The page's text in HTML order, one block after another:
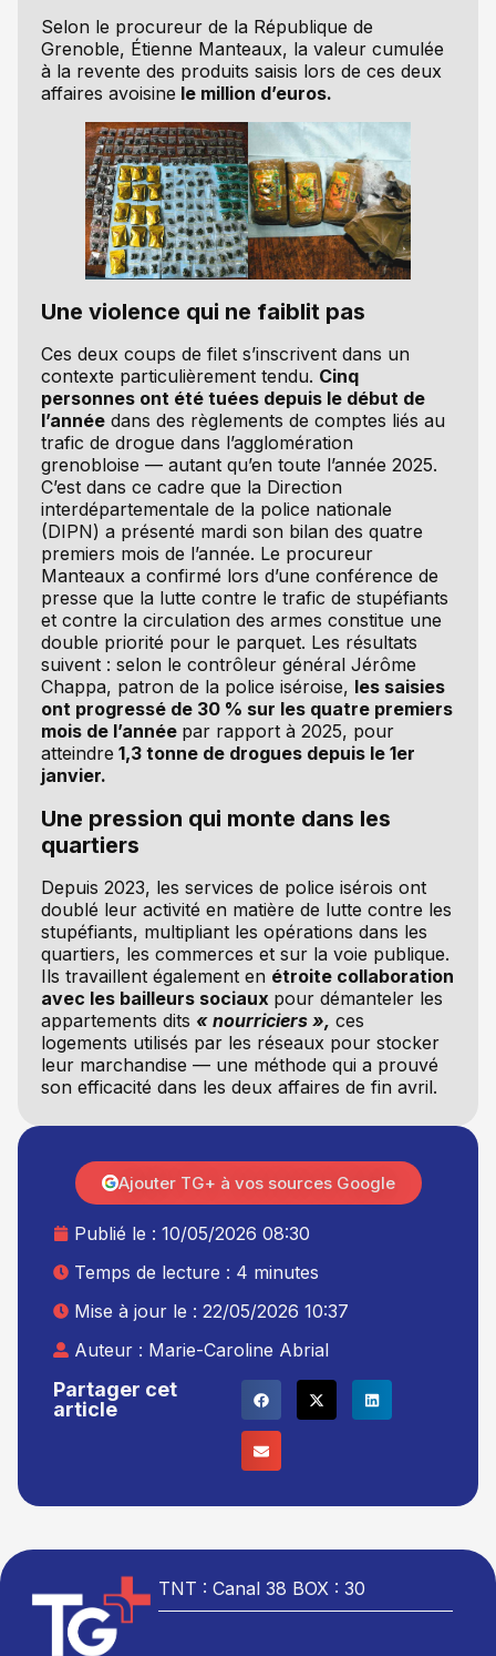
Selon le procureur de la République de
Grenoble, Étienne Manteaux, la valeur cumulée
à la revente des produits saisis lors de ces deux
affaires avoisine le million d’euros.
Une violence qui ne faiblit pas
Ces deux coups de filet s’inscrivent dans un
contexte particulièrement tendu. Cinq
personnes ont été tuées depuis le début de
l’annéedans des règlements de comptes liés au
trafic de drogue dans l’agglomération
grenobloise — autant qu’en toute l’année 2025.
C’est dans ce cadre que la Direction
interdépartementale de la police nationale
(DIPN) a présenté mardi son bilan des quatre
premiers mois de l’année. Le procureur
Manteaux a confirmé lors d’une conférence de
presse que la lutte contre le trafic de stupéfiants
et contre la circulation des armes constitue une
double priorité pour le parquet. Les résultats
suivent : selon le contrôleur général Jérôme
Chappa, patron de la police iséroise, les saisies
ont progressé de 30 % sur les quatre premiers
mois de l’année par rapport à 2025, pour
atteindre 1,3 tonne de drogues depuis le 1er
janvier.
Une pression qui monte dans les
quartiers
Depuis 2023, les services de police isérois ont
doublé leur activité en matière de lutte contre les
stupéfiants, multipliant les opérations dans les
quartiers, les commerces et sur la voie publique.
Ils travaillent également en étroite collaboration
avec les bailleurs sociaux pour démanteler les
appartements dits « nourriciers », ces
logements utilisés par les réseaux pour stocker
leur marchandise — une méthode qui a prouvé
son efficacité dans les deux affaires de fin avril.
Partager cet
article
Publié le : 10/05/2026 08:30
Temps de lecture : 4 minutes
Mise à jour le : 22/05/2026 10:37
Auteur : Marie-Caroline Abrial
Ajouter TG+ à vos sources Google
TNT : Canal 38 BOX : 30